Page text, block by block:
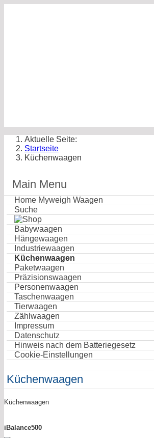
Aktuelle Seite:
Startseite
Küchenwaagen
Main Menu
Home Myweigh Waagen
Suche
Babywaagen
Hängewaagen
Industriewaagen
Küchenwaagen
Paketwaagen
Präzisionswaagen
Personenwaagen
Taschenwaagen
Tierwaagen
Zählwaagen
Impressum
Datenschutz
Hinweis nach dem Batteriegesetz
Cookie-Einstellungen
Küchenwaagen
Küchenwaagen
iBalance500